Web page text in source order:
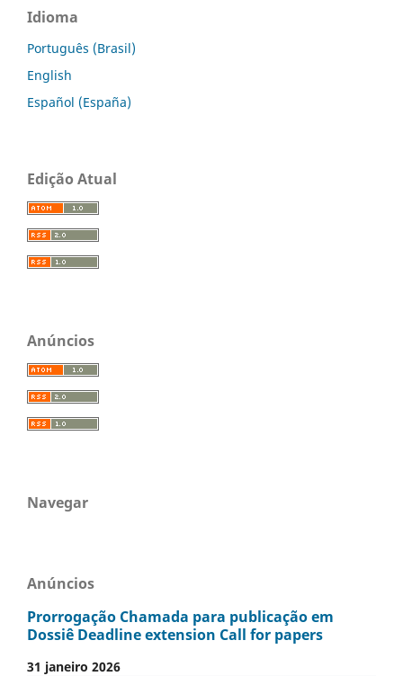
Idioma
Português (Brasil)
English
Español (España)
Edição Atual
Anúncios
Navegar
Anúncios
Prorrogação Chamada para publicação em
Dossiê Deadline extension Call for papers
31 janeiro 2026